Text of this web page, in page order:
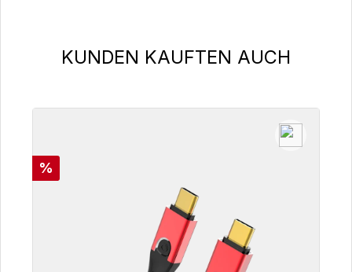
Produktgalerie überspringen
KUNDEN KAUFTEN AUCH
Rabatt
%